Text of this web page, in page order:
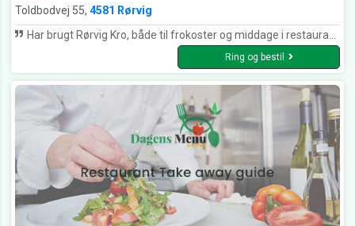
Toldbodvej 55, 4581 Rørvig
Har brugt Rørvig Kro, både til frokoster og middage i restauranten, til fester arrangeret af kroen, fx nytårsaften, til private fester på kroen samt take away til fester i vores hjem. Altid top mad, top betjening og value for money. Mine varmeste anbefalinger
Ring og bestil